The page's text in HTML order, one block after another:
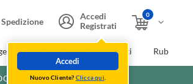
Spedizione
Accedi
Registrati
Accedi
Nuovo Cliente? Clicca qui
0
fiscali Extra Sconti